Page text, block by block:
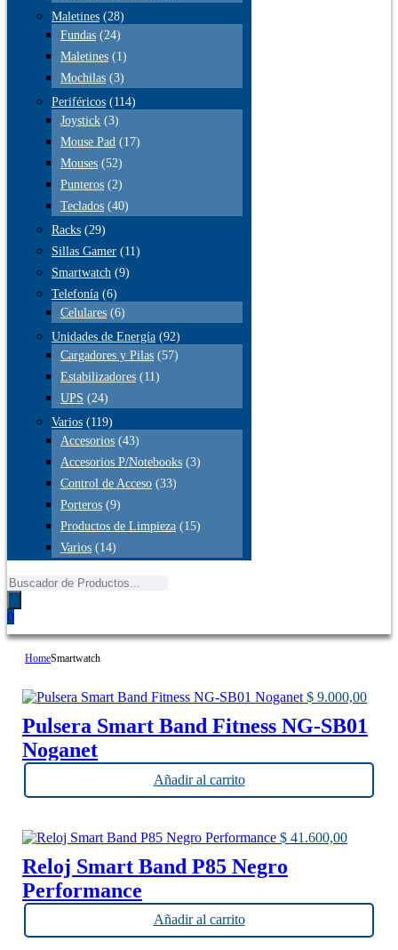
Maletines (28)
Fundas (24)
Maletines (1)
Mochilas (3)
Periféricos (114)
Joystick (3)
Mouse Pad (17)
Mouses (52)
Punteros (2)
Teclados (40)
Racks (29)
Sillas Gamer (11)
Smartwatch (9)
Telefonía (6)
Celulares (6)
Unidades de Energía (92)
Cargadores y Pilas (57)
Estabilizadores (11)
UPS (24)
Varios (119)
Accesorios (43)
Accesorios P/Notebooks (3)
Control de Acceso (33)
Porteros (9)
Productos de Limpieza (15)
Varios (14)
Búsqueda
de
productos
0
HomeSmartwatch
$ 9.000,00
Pulsera Smart Band Fitness NG-SB01
Noganet
Añadir al carrito
$ 41.600,00
Reloj Smart Band P85 Negro
Performance
Añadir al carrito